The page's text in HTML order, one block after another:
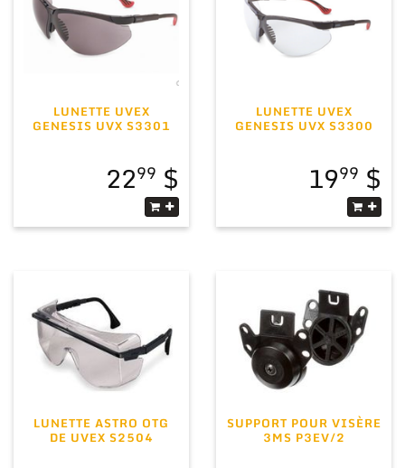
LUNETTE UVEX
GENESIS UVX S3301
2299
LUNETTE UVEX
GENESIS UVX S3300
1999
LUNETTE ASTRO OTG
DE UVEX S2504
SUPPORT POUR VISÈRE
3MS P3EV/2